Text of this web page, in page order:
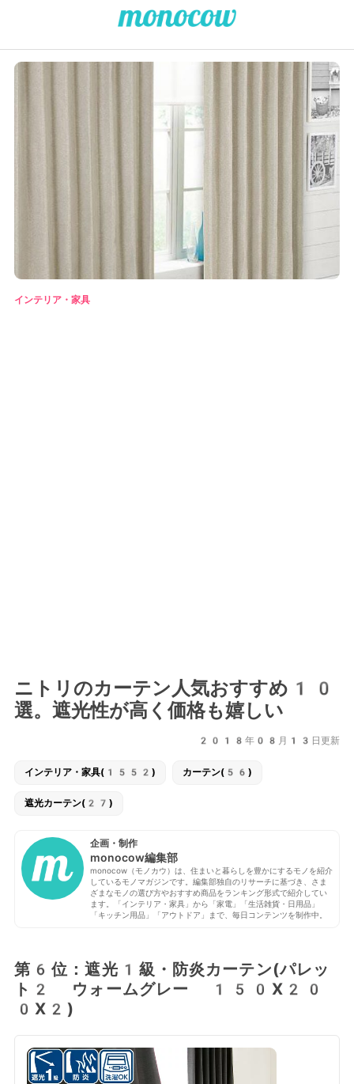
インテリア・家具
ニトリのカーテン人気おすすめ10
選。遮光性が高く価格も嬉しい
2018年08月13日更新
インテリア・家具(1552) カーテン(56)
遮光カーテン(27)
企画・制作
monocow編集部
monocow（モノカウ）は、住まいと暮らしを豊かにするモノを紹介
しているモノマガジンです。編集部独自のリサーチに基づき、さま
ざまなモノの選び方やおすすめ商品をランキング形式で紹介してい
ます。「インテリア・家具」から「家電」「生活雑貨・日用品」
「キッチン用品」「アウトドア」まで、毎日コンテンツを制作中。
第6位：遮光1級・防炎カーテン(パレッ
ト2 ウォームグレー 150X20
0X2)